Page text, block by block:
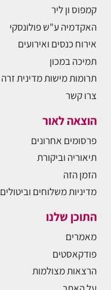
קמפוס ון ליר
האקדמיה ע"ש פולונסקי
אירוח כנסים ואירועים
תמיכה במכון
תרומות מישות מדינית זרה
צרו קשר
הוצאה לאור
פרסומים אחרונים
תיאוריה וביקורת
הזמן הזה
מדיניות משלוחים וביטולים
התוכן שלנו
מאמרים
פודקאסטים
הרצאות מצולמות